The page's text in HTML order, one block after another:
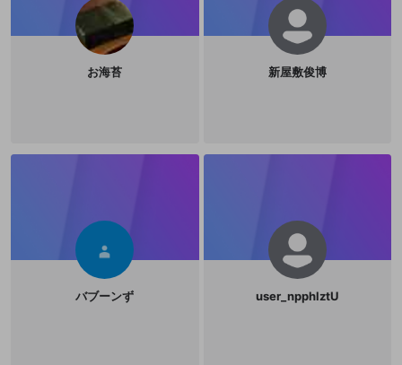
お海苔 新屋敷俊博
バブーンず user_npphlztU